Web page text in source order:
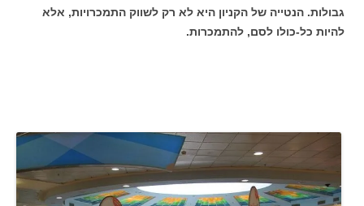
גבולות. הנטייה של הקניון היא לא רק לשווק התמכרויות, אלא
להיות כל-כולו לסם, להתמכרות.